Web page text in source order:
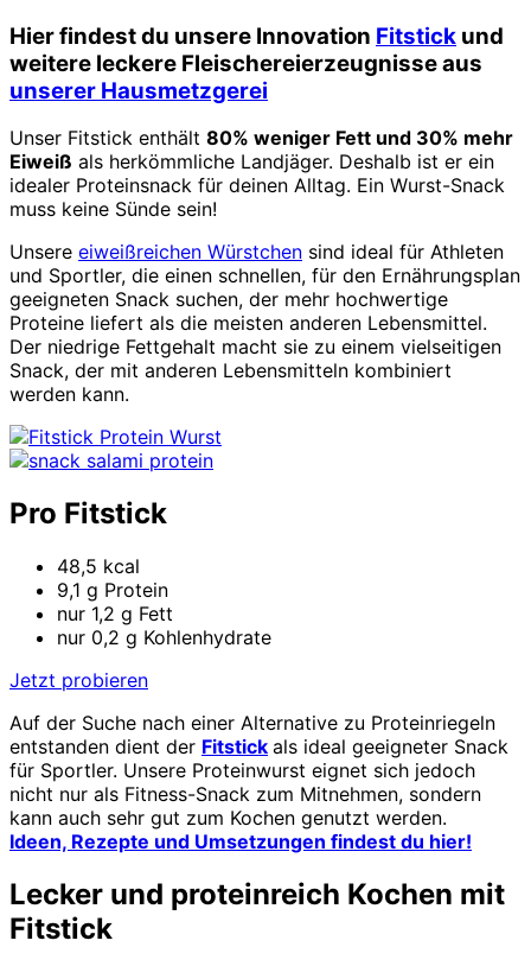
Hier findest du unsere Innovation Fitstick und
weitere leckere Fleischereierzeugnisse aus
unserer Hausmetzgerei
Unser Fitstick enthält 80% weniger Fett und 30% mehr
Eiweiß als herkömmliche Landjäger. Deshalb ist er ein
idealer Proteinsnack für deinen Alltag. Ein Wurst-Snack
muss keine Sünde sein!
Unsere eiweißreichen Würstchen sind ideal für Athleten
und Sportler, die einen schnellen, für den Ernährungsplan
geeigneten Snack suchen, der mehr hochwertige
Proteine liefert als die meisten anderen Lebensmittel.
Der niedrige Fettgehalt macht sie zu einem vielseitigen
Snack, der mit anderen Lebensmitteln kombiniert
werden kann.
Pro Fitstick
48,5 kcal
9,1 g Protein
nur 1,2 g Fett
nur 0,2 g Kohlenhydrate
Jetzt probieren
Auf der Suche nach einer Alternative zu Proteinriegeln
entstanden dient der Fitstick als ideal geeigneter Snack
für Sportler. Unsere Proteinwurst eignet sich jedoch
nicht nur als Fitness-Snack zum Mitnehmen, sondern
kann auch sehr gut zum Kochen genutzt werden.
Ideen, Rezepte und Umsetzungen findest du hier!
Lecker und proteinreich Kochen mit
Fitstick